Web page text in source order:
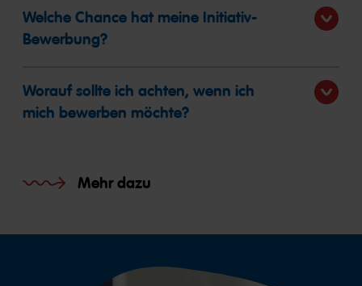
Welche Chance hat meine Initiativ-
Bewerbung?
Worauf sollte ich achten, wenn ich
mich bewerben möchte?
Mehr dazu